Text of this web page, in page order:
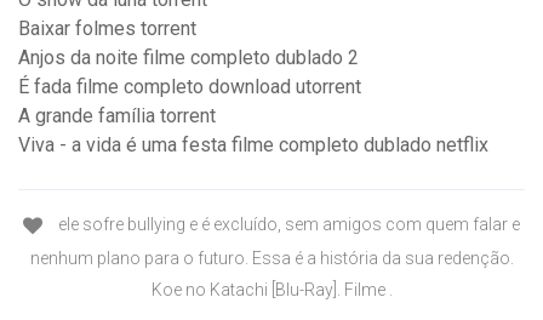
Baixar folmes torrent
Anjos da noite filme completo dublado 2
É fada filme completo download utorrent
A grande família torrent
Viva - a vida é uma festa filme completo dublado netflix
ele sofre bullying e é excluído, sem amigos com quem falar e
nenhum plano para o futuro. Essa é a história da sua redenção.
Koe no Katachi [Blu-Ray]. Filme .